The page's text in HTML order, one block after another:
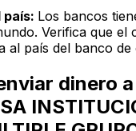
país: Los bancos
Verifica que el
al país del banco de
dinero